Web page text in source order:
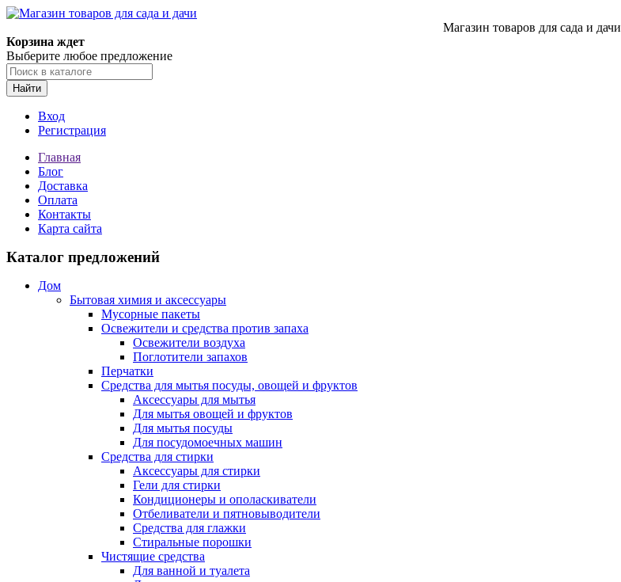
Магазин товаров для сада и дачи
Корзина ждет
Выберите любое предложение
Найти
Вход
Регистрация
Главная
Блог
Доставка
Оплата
Контакты
Карта сайта
Каталог предложений
Дом
Бытовая химия и аксессуары
Мусорные пакеты
Освежители и средства против запаха
Освежители воздуха
Поглотители запахов
Перчатки
Средства для мытья посуды, овощей и фруктов
Аксессуары для мытья
Для мытья овощей и фруктов
Для мытья посуды
Для посудомоечных машин
Средства для стирки
Аксессуары для стирки
Гели для стирки
Кондиционеры и ополаскиватели
Отбеливатели и пятновыводители
Средства для глажки
Стиральные порошки
Чистящие средства
Для ванной и туалета